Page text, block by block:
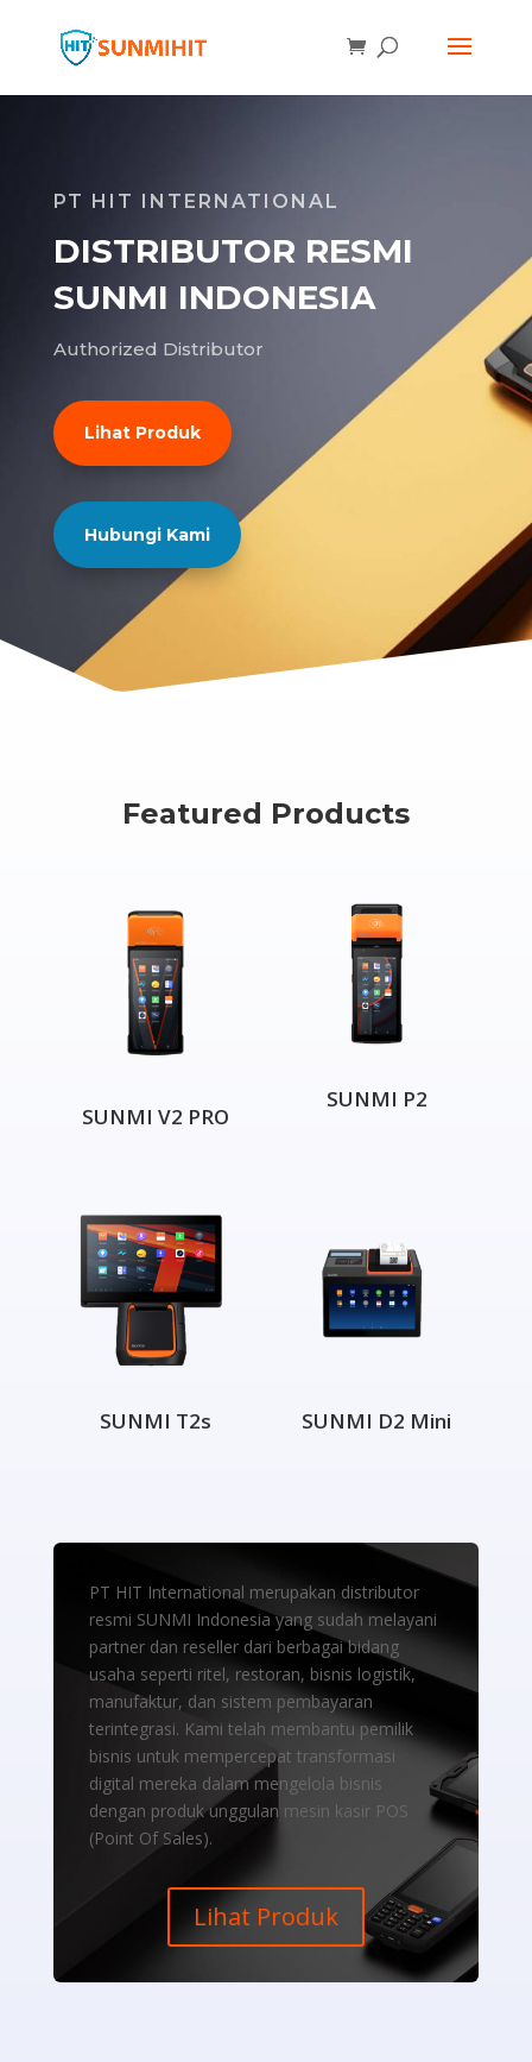
PT HIT INTERNATIONAL
DISTRIBUTOR RESMI
SUNMI INDONESIA
Authorized Distributor
Lihat Produk
Hubungi Kami
Featured Products
SUNMI V2 PRO
SUNMI P2
SUNMI T2s SUNMI D2 Mini
PT HIT International merupakan distributor
resmi SUNMI Indonesia yang sudah melayani
partner dan reseller dari berbagai bidang
usaha seperti ritel, restoran, bisnis logistik,
manufaktur, dan sistem pembayaran
terintegrasi. Kami telah membantu pemilik
bisnis untuk mempercepat transformasi
digital mereka dalam mengelola bisnis
dengan produk unggulan mesin kasir POS
(Point Of Sales).
Lihat Produk